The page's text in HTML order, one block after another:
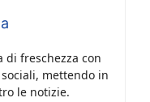
di freschezza con
mettendo in
le notizie.